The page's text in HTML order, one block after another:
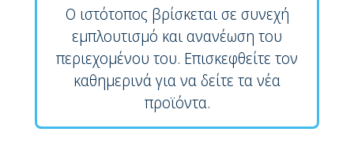
Ο ιστότοπος βρίσκεται σε συνεχή
εμπλουτισμό και ανανέωση του
περιεχομένου του. Επισκεφθείτε τον
καθημερινά για να δείτε τα νέα
προϊόντα.